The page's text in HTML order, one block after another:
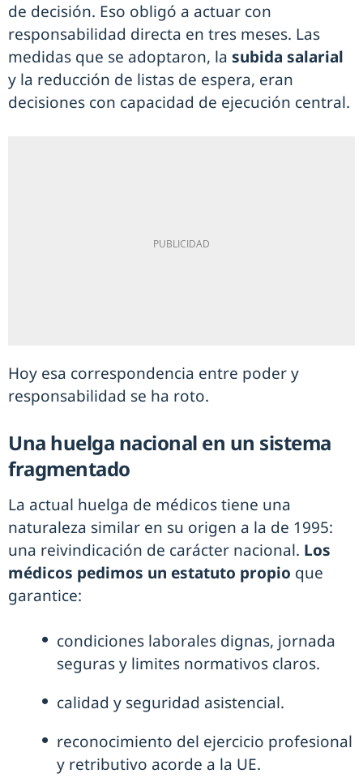
de decisión. Eso obligó a actuar con
responsabilidad directa en tres meses. Las
medidas que se adoptaron, la subida salarial
y la reducción de listas de espera, eran
decisiones con capacidad de ejecución central.
Hoy esa correspondencia entre poder y
responsabilidad se ha roto.
Una huelga nacional en un sistema
fragmentado
La actual huelga de médicos tiene una
naturaleza similar en su origen a la de 1995:
una reivindicación de carácter nacional. Los
médicos pedimos un estatuto propio que
garantice:
condiciones laborales dignas, jornada
seguras y limites normativos claros.
calidad y seguridad asistencial.
reconocimiento del ejercicio profesional
y retributivo acorde a la UE.